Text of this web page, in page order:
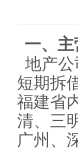
一、
地产
短期拆
福建省
清、三
广州、